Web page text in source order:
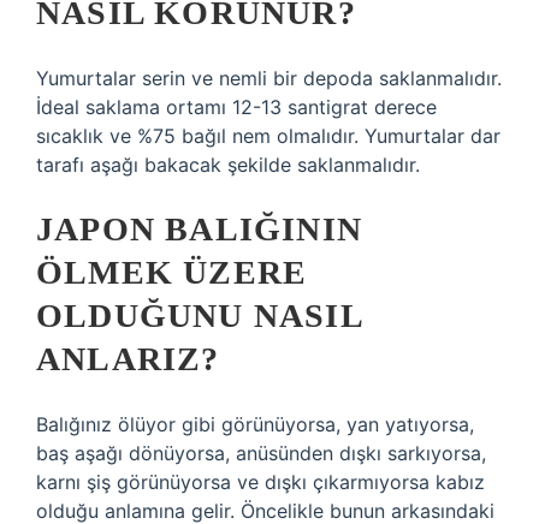
NASIL KORUNUR?
Yumurtalar serin ve nemli bir depoda saklanmalıdır.
İdeal saklama ortamı 12-13 santigrat derece
sıcaklık ve %75 bağıl nem olmalıdır. Yumurtalar dar
tarafı aşağı bakacak şekilde saklanmalıdır.
JAPON BALIĞININ
ÖLMEK ÜZERE
OLDUĞUNU NASIL
ANLARIZ?
Balığınız ölüyor gibi görünüyorsa, yan yatıyorsa,
baş aşağı dönüyorsa, anüsünden dışkı sarkıyorsa,
karnı şiş görünüyorsa ve dışkı çıkarmıyorsa kabız
olduğu anlamına gelir. Öncelikle bunun arkasındaki